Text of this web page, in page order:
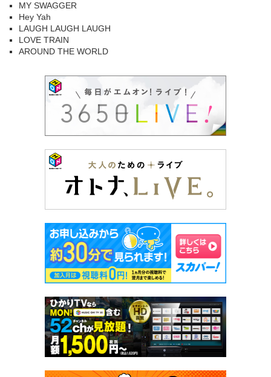
MY SWAGGER
Hey Yah
LAUGH LAUGH LAUGH
LOVE TRAIN
AROUND THE WORLD